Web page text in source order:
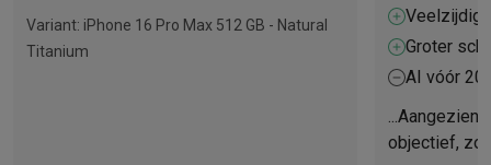
Variant: iPhone 16 Pro Max 512 GB - Natural
Titanium
het maken
tot de
Groter
AI vóór
...Aangezien
objectief,